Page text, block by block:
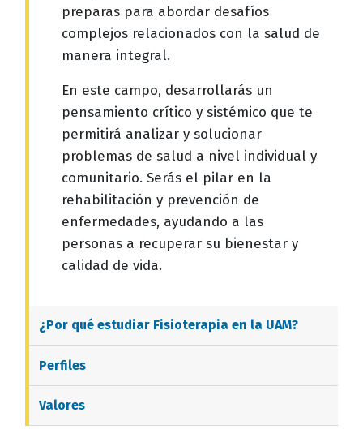
preparas para abordar desafíos
complejos relacionados con la salud de
manera integral.
En este campo, desarrollarás un
pensamiento crítico y sistémico que te
permitirá analizar y solucionar
problemas de salud a nivel individual y
comunitario. Serás el pilar en la
rehabilitación y prevención de
enfermedades, ayudando a las
personas a recuperar su bienestar y
calidad de vida.
¿Por qué estudiar Fisioterapia en la UAM?
Perfiles
Valores